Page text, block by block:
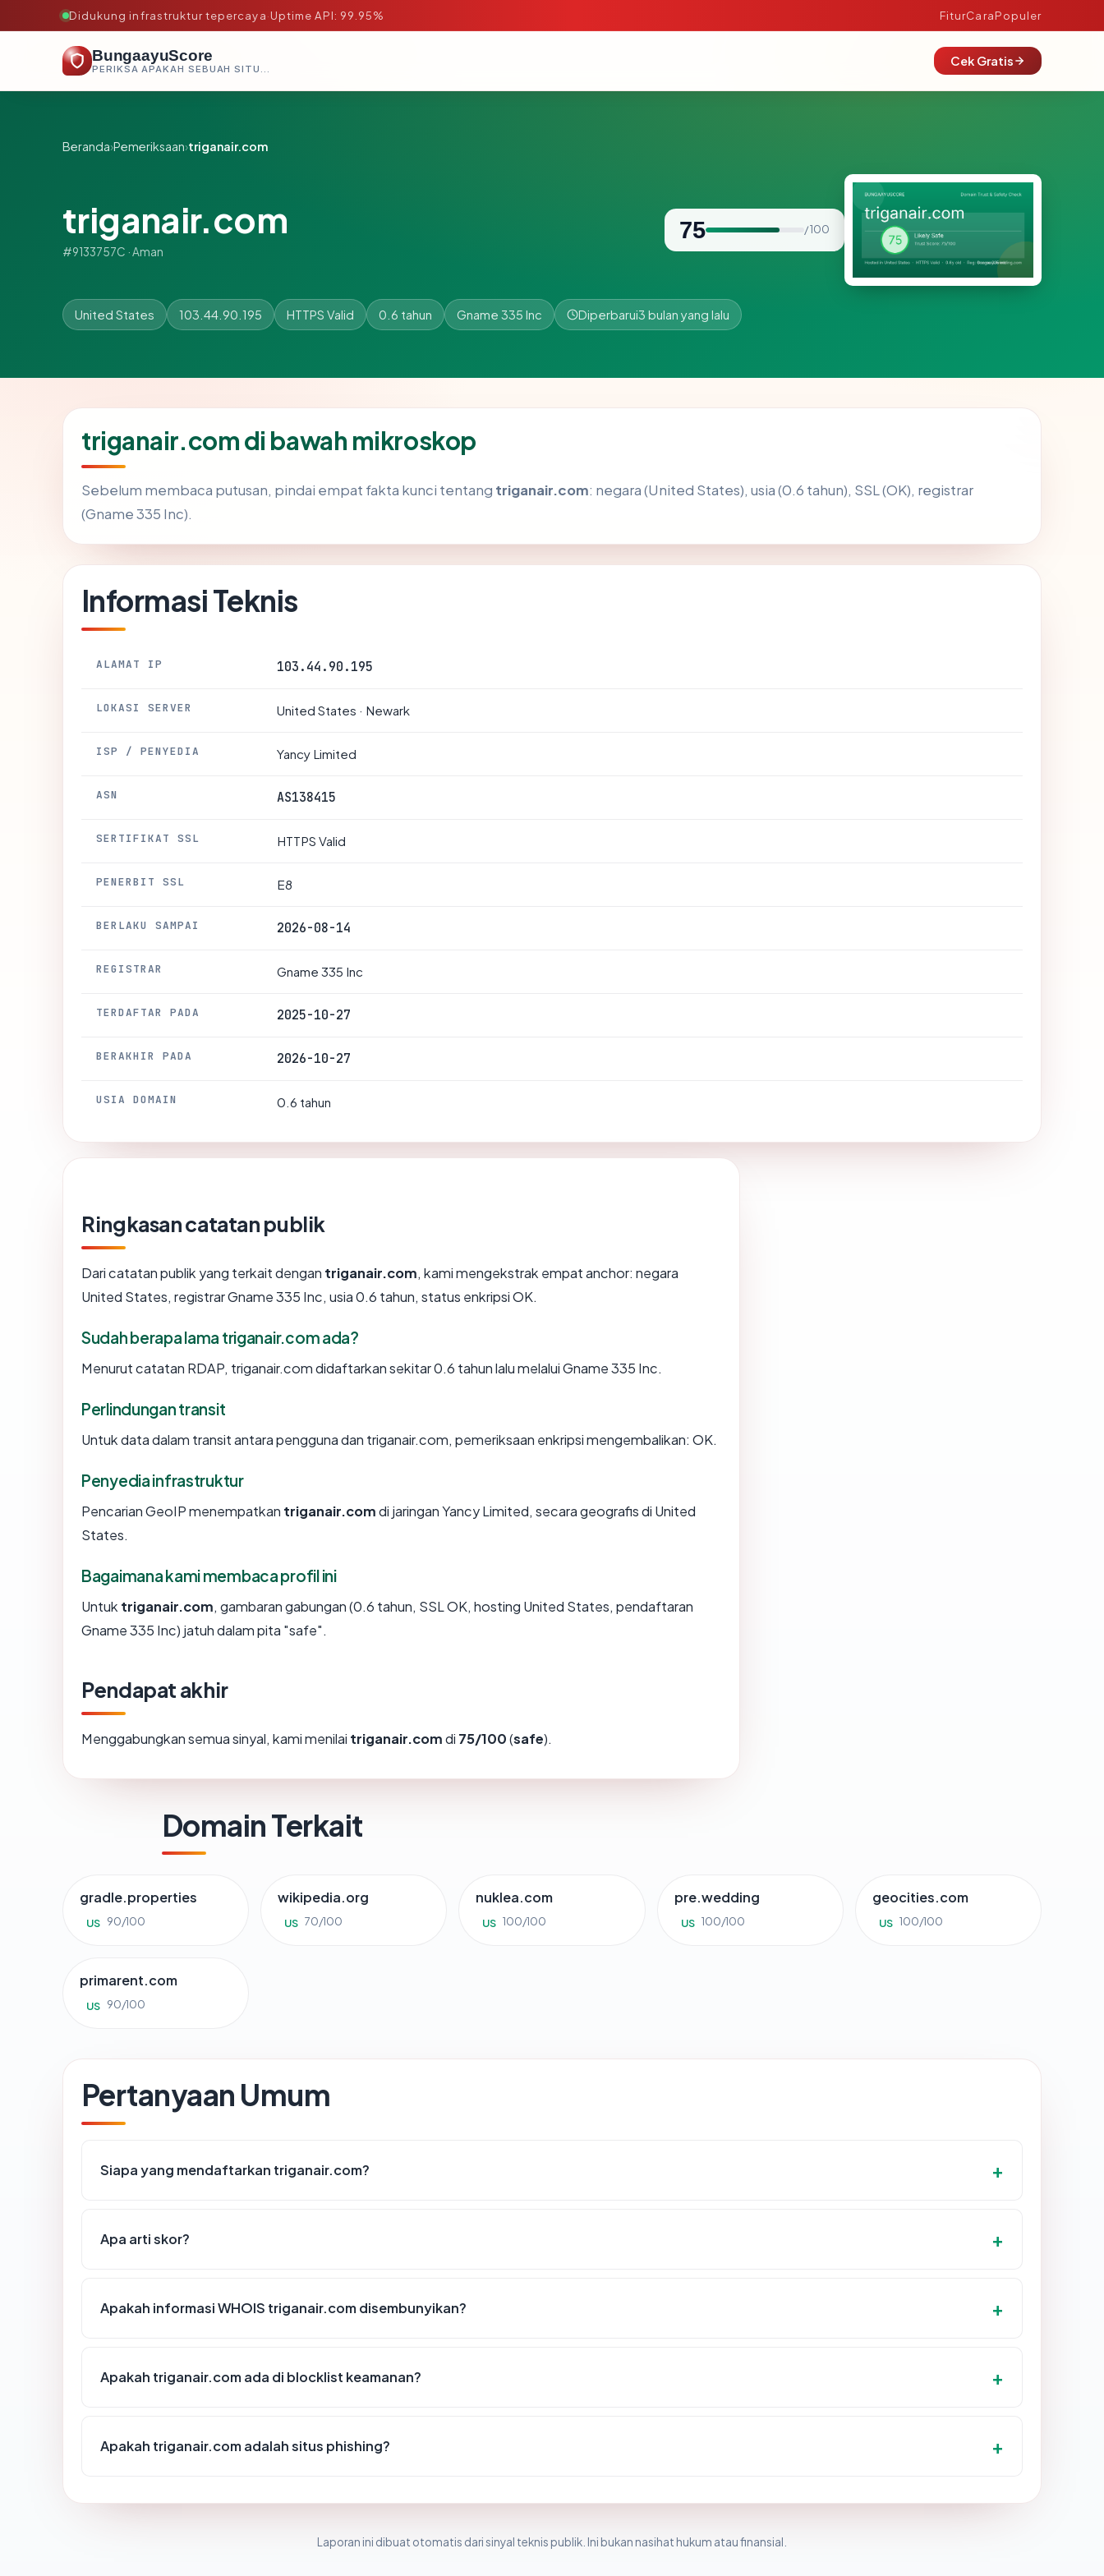
Didukung infrastruktur tepercaya·Uptime API: 99.95% FiturCaraPopuler
BungaayuScore
PERIKSA APAKAH SEBUAH SITUS AMAN, TEPERCAYA, DAN TERVERIFIKASI DALAM HITUNGAN DETIK.
Cek Gratis
Beranda›Pemeriksaan›triganair.com
triganair.com
#9133757C · Aman
75 / 100
United States 103.44.90.195 HTTPS Valid 0.6 tahun Gname 335 Inc Diperbarui3 bulan yang lalu
triganair.com di bawah mikroskop
Sebelum membaca putusan, pindai empat fakta kunci tentang triganair.com: negara (United States), usia (0.6 tahun), SSL (OK), registrar
(Gname 335 Inc).
Informasi Teknis
ALAMAT IP 103.44.90.195
LOKASI SERVER United States · Newark
ISP / PENYEDIA Yancy Limited
ASN AS138415
SERTIFIKAT SSL HTTPS Valid
PENERBIT SSL E8
BERLAKU SAMPAI 2026-08-14
REGISTRAR Gname 335 Inc
TERDAFTAR PADA 2025-10-27
BERAKHIR PADA 2026-10-27
USIA DOMAIN 0.6 tahun
Ringkasan catatan publik
Dari catatan publik yang terkait dengan triganair.com, kami mengekstrak empat anchor: negara
United States, registrar Gname 335 Inc, usia 0.6 tahun, status enkripsi OK.
Sudah berapa lama triganair.com ada?
Menurut catatan RDAP, triganair.com didaftarkan sekitar 0.6 tahun lalu melalui Gname 335 Inc.
Perlindungan transit
Untuk data dalam transit antara pengguna dan triganair.com, pemeriksaan enkripsi mengembalikan: OK.
Penyedia infrastruktur
Pencarian GeoIP menempatkan triganair.comdi jaringan Yancy Limited, secara geografis di United
States.
Bagaimana kami membaca profil ini
Untuk triganair.com, gambaran gabungan (0.6 tahun, SSL OK, hosting United States, pendaftaran
Gname 335 Inc) jatuh dalam pita "safe".
Pendapat akhir
Menggabungkan semua sinyal, kami menilai triganair.comdi 75/100(safe).
Domain Terkait
gradle.properties
US 90/100
wikipedia.org
US 70/100
nuklea.com
US 100/100
pre.wedding
US 100/100
geocities.com
US 100/100
primarent.com
US 90/100
Pertanyaan Umum
Siapa yang mendaftarkan triganair.com?
Apa arti skor?
Apakah informasi WHOIS triganair.com disembunyikan?
Apakah triganair.com ada di blocklist keamanan?
Apakah triganair.com adalah situs phishing?
Laporan ini dibuat otomatis dari sinyal teknis publik. Ini bukan nasihat hukum atau finansial.